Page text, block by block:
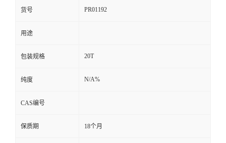
货号 PR01192
用途
包装规格 20T
纯度 N/A%
CAS编号
保质期 18个月